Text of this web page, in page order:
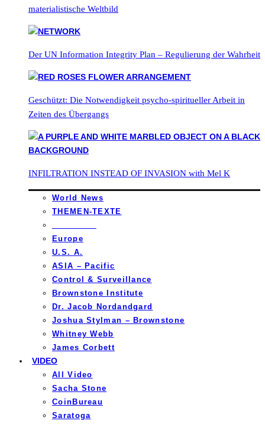
materialistische Weltbild
Der UN Information Integrity Plan – Regulierung der Wahrheit
Geschützt: Die Notwendigkeit psycho-spiritueller Arbeit in
Zeiten des Übergangs
INFILTRATION INSTEAD OF INVASION with Mel K
World News
THEMEN-TEXTE
Europe
U.S. A.
ASIA – Pacific
Control & Surveillance
Brownstone Institute
Dr. Jacob Nordandgard
Joshua Stylman – Brownstone
Whitney Webb
James Corbett
VIDEO
All Video
Sacha Stone
CoinBureau
Saratoga